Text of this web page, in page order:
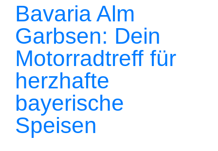
Bavaria Alm
Garbsen: Dein
Motorradtreff für
herzhafte
bayerische
Speisen